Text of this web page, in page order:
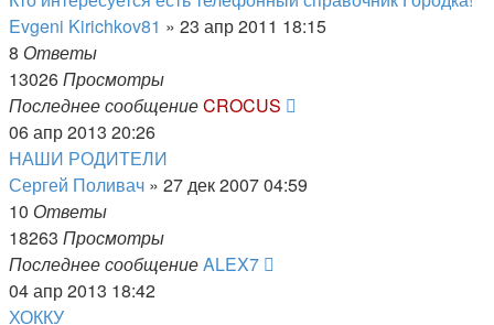
Evgeni Kirichkov81 » 23 апр 2011 18:15
8 Ответы
13026Просмотры
Последнее сообщениеCROCUS
06 апр 2013 20:26
НАШИ РОДИТЕЛИ
Сергей Поливач » 27 дек 2007 04:59
10 Ответы
18263 Просмотры
Последнее сообщениеALEX7
04 апр 2013 18:42
ХОККУ